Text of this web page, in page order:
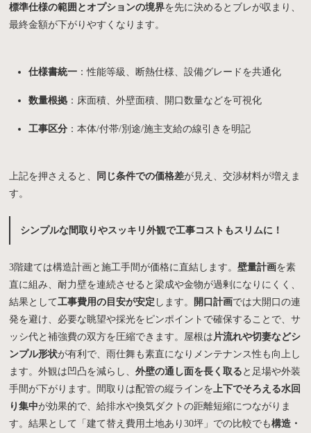
標準仕様の範囲とオプションの境界を先に決めるとブレが収まり、
最終金額が下がりやすくなります。
仕様書統一 ：性能等級、断熱仕様、設備グレードを共通化
数量根拠 ：床面積、外壁面積、開口数量などを可視化
工事区分 ：本体/付帯/別途/施主支給の線引きを明記
上記を押さえると、 同じ条件での価格差が見え、交渉材料が増えま
す。
シンプルな間取りやスッキリ外観で工事コストもスリムに！
3階建ては構造計画と施工手間が価格に直結します。壁量計画を素
直に組み、耐力壁を連続させると梁成や金物が過剰になりにくく、
結果として工事費用の目安が安定 します。 開口計画では大開口の連
発を避け、必要な眺望や採光をピンポイントで確保することで、サ
ッシ代と補強費の双方を圧縮できます。屋根は片流れや切妻などシ
ンプル形状が有利で、雨仕舞も素直になりメンテナンス性も向上し
ます。外観は凹凸を減らし、外壁の通し面を長く取る と足場や外装
手間が下がります。間取りは配管の縦ラインを上下でそろえる水回
り集中が効果的で、給排水や換気ダクトの距離短縮につながりま
す。結果として「建て替え費用土地あり30坪」での比較でも構造・